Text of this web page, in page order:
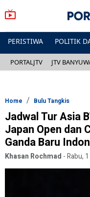
PERISTIWA POLITIK
PORTALJTV JTV
Home Bulu Tangkis
Jadwal Tur Asia
Japan Open dan
Ganda Baru
Khasan Rochmad -Rabu,